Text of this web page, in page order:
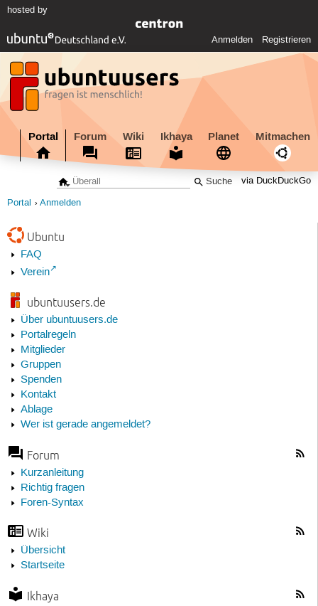
hosted by
Anmelden Registrieren
Portal Forum Wiki Ikhaya Planet Mitmachen
via DuckDuckGo
Portal Anmelden
Ubuntu
FAQ
Verein
ubuntuusers.de
Über ubuntuusers.de
Portalregeln
Mitglieder
Gruppen
Spenden
Kontakt
Ablage
Wer ist gerade angemeldet?
Forum
Kurzanleitung
Richtig fragen
Foren-Syntax
Wiki
Übersicht
Startseite
Ikhaya